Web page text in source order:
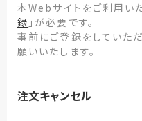
本Webサイトをご利用い
録 」が必要です。
事前にご登録をしていた
願いいたします。
注文キャンセル